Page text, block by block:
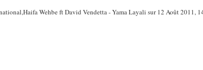
Wehbe ft David Vendetta - Yama Layali sur 12 Août 2011,